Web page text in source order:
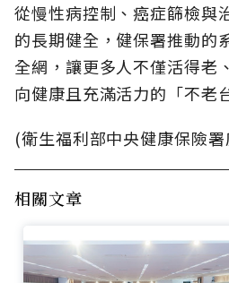
從慢性病控制、癌症篩檢與
的長期健全，健保署推動的
全網，讓更多人不僅活得老
向健康且充滿活力的「不老
(衛生福利部中央健康保險署
相關文章